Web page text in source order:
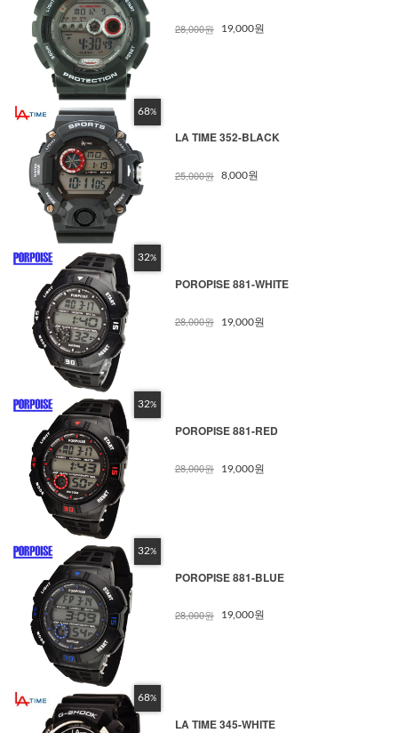
28,000원 19,000원
68%
LA TIME 352-BLACK
25,000원 8,000원
32%
POROPISE 881-WHITE
28,000원 19,000원
32%
POROPISE 881-RED
28,000원 19,000원
32%
POROPISE 881-BLUE
28,000원 19,000원
68%
LA TIME 345-WHITE